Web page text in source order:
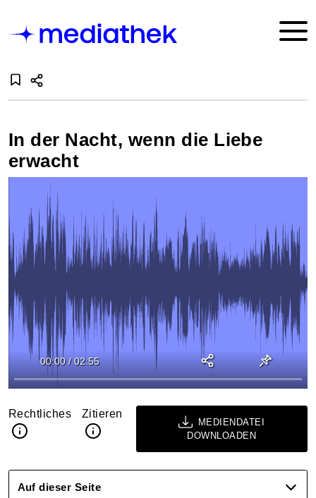
In der Nacht, wenn die Liebe
erwacht
00:00 / 02:55
Rechtliches Zitieren
MEDIENDATEI
DOWNLOADEN
Auf dieser Seite